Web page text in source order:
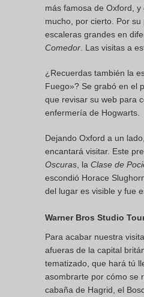
más famosa de Oxford,
mucho, por cierto. Por su
escaleras grandes en
Comedor . Las visitas a
¿Recuerdas también la
Fuego»? Se grabó en el
que revisar su web para
enfermería de Hogwarts.
Dejando Oxford a un
encantará visitar. Este
Oscuras , la Clase de
escondió Horace
del lugar es visible y fue
Warner Bros Studio
Para acabar nuestra
afueras de la capital
tematizado, que hará tú
asombrarte por cómo se
cabaña de Hagrid, el